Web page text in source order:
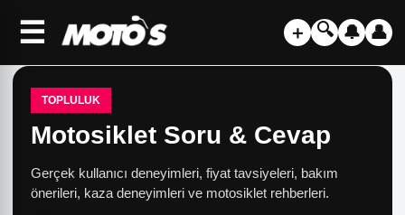
☰ ＋ 🔍 🔔 👤
TOPLULUK
Motosiklet Soru & Cevap
Gerçek kullanıcı deneyimleri, fiyat tavsiyeleri, bakım
önerileri, kaza deneyimleri ve motosiklet rehberleri.